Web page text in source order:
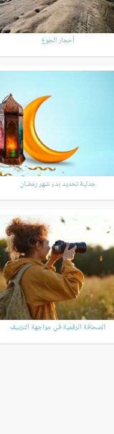
أحجار الجوع
جدلية تحديد بدء شهر رمضان
الصحافة الرقمية في مواجهة التزييف